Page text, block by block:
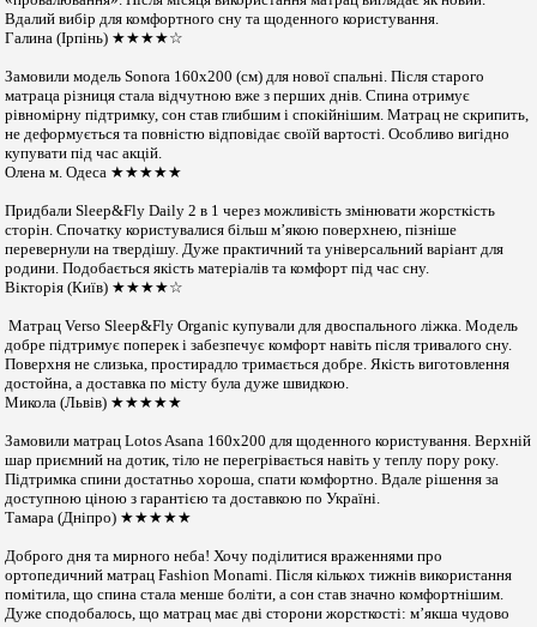
Вдалий вибір для комфортного сну та щоденного користування.
Галина (Ірпінь) ★★★★☆
Замовили модель Sonora 160х200 (см) для нової спальні. Після старого
матраца різниця стала відчутною вже з перших днів. Спина отримує
рівномірну підтримку, сон став глибшим і спокійнішим. Матрац не скрипить,
не деформується та повністю відповідає своїй вартості. Особливо вигідно
купувати під час акцій.
Олена м. Одеса ★★★★★
Придбали Sleep&Fly Daily 2 в 1 через можливість змінювати жорсткість
сторін. Спочатку користувалися більш м’якою поверхнею, пізніше
перевернули на твердішу. Дуже практичний та універсальний варіант для
родини. Подобається якість матеріалів та комфорт під час сну.
Вікторія (Київ) ★★★★☆
Матрац Verso Sleep&Fly Organic купували для двоспального ліжка. Модель
добре підтримує поперек і забезпечує комфорт навіть після тривалого сну.
Поверхня не слизька, простирадло тримається добре. Якість виготовлення
достойна, а доставка по місту була дуже швидкою.
Микола (Львів) ★★★★★
Замовили матрац Lotos Asana 160x200 для щоденного користування. Верхній
шар приємний на дотик, тіло не перегрівається навіть у теплу пору року.
Підтримка спини достатньо хороша, спати комфортно. Вдале рішення за
доступною ціною з гарантією та доставкою по Україні.
Тамара (Дніпро) ★★★★★
Доброго дня та мирного неба! Хочу поділитися враженнями про
ортопедичний матрац Fashion Monami. Після кількох тижнів використання
помітила, що спина стала менше боліти, а сон став значно комфортнішим.
Дуже сподобалось, що матрац має дві сторони жорсткості: м’якша чудово